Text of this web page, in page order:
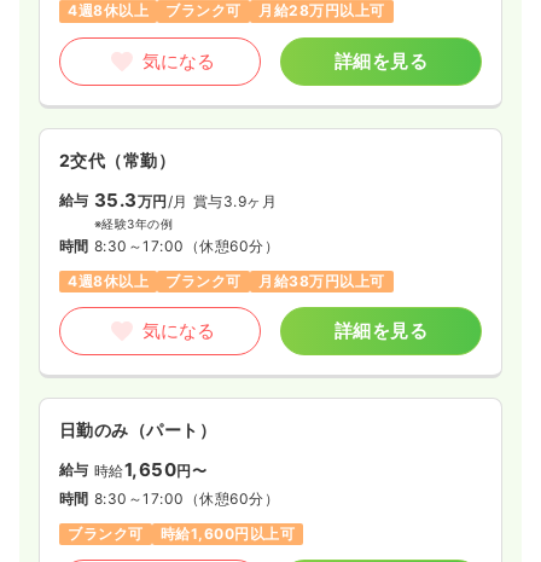
4週8休以上
ブランク可 月給28万円以上可
気になる 詳細を見る
2交代（常勤）
給与 35.3万円 /月 賞与3.9ヶ月
※経験3年の例
時間 8:30～17:00 （休憩60分）
4週8休以上
ブランク可 月給38万円以上可
気になる 詳細を見る
日勤のみ（パート）
給与 時給1,650円〜
時間 8:30～17:00 （休憩60分）
ブランク可
時給1,600円以上可